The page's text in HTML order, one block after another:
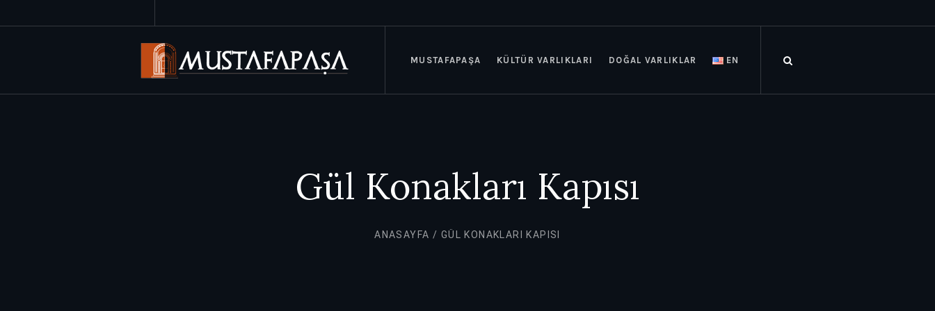
MUSTAFAPAŞA KÜLTÜR VARLIKLARI DOĞAL VARLIKLAR EN
Gül Konakları Kapısı
ANASAYFA / GÜL KONAKLARI KAPISI